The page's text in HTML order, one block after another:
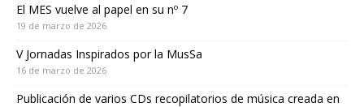
El MES vuelve al papel en su nº 7
19 de marzo de 2026
V Jornadas Inspirados por la MusSa
16 de marzo de 2026
Publicación de varios CDs recopilatorios de música creada en